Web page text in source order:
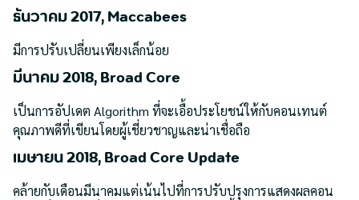
ธันวาคม 2017, Maccabees
มีการปรับเปลี่ยนเพียงเล็กน้อย
มีนาคม 2018, Broad Core
เป็นการอัปเดต Algorithm ที่จะเอื้อประโยชน์ให้กับคอนเทนต์
คุณภาพดีที่เขียนโดยผู้เชี่ยวชาญและน่าเชื่อถือ
เมษายน 2018, Broad Core Update
คล้ายกับเดือนมีนาคมแต่เน้นไปที่การปรับปรุงการแสดงผลคอน